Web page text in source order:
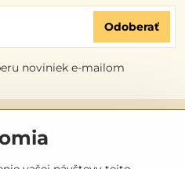
Odoberať
noviniek e-mailom